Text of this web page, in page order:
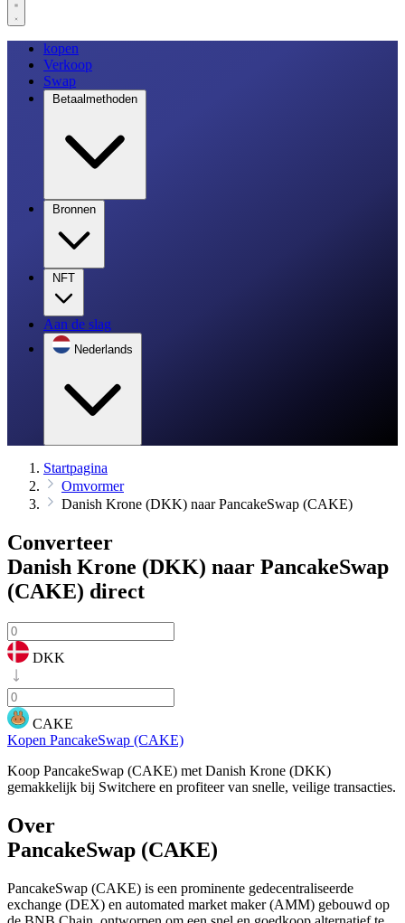
kopen
Verkoop
Swap
Betaalmethoden
Bronnen
NFT
Aan de slag
Nederlands
Startpagina
Omvormer
Danish Krone (DKK) naar PancakeSwap (CAKE)
Converteer
Danish Krone (DKK) naar PancakeSwap
(CAKE) direct
DKK
CAKE
Kopen PancakeSwap (CAKE)
Koop PancakeSwap (CAKE) met Danish Krone (DKK)
gemakkelijk bij Switchere en profiteer van snelle, veilige transacties.
Over
PancakeSwap (CAKE)
PancakeSwap (CAKE) is een prominente gedecentraliseerde
exchange (DEX) en automated market maker (AMM) gebouwd op